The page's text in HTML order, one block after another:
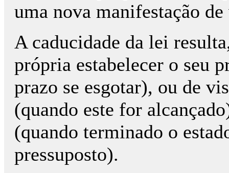
uma nova manifestação
A caducidade da lei
própria estabelecer o seu
prazo se esgotar), ou de
(quando este for
(quando terminado o
pressuposto).